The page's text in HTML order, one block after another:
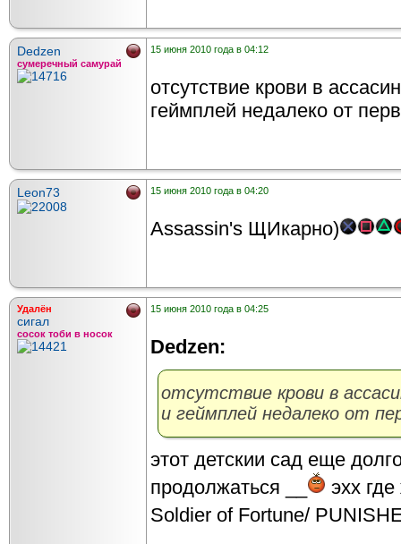
Dedzen
сумеречный самурай
15 июня 2010 года в 04:12
отсутствие крови в
геймплей недалеко от
Leon73 15 июня 2010 года в 04:20
Assassin's ЩИкарно)
Удалён
сигал
сосок тоби в носок
15 июня 2010 года в 04:25
Dedzen:
отсутствие крови в
и геймплей недалеко от
этот детскии сад еще
продолжаться __
эхх
Soldier of Fortune/